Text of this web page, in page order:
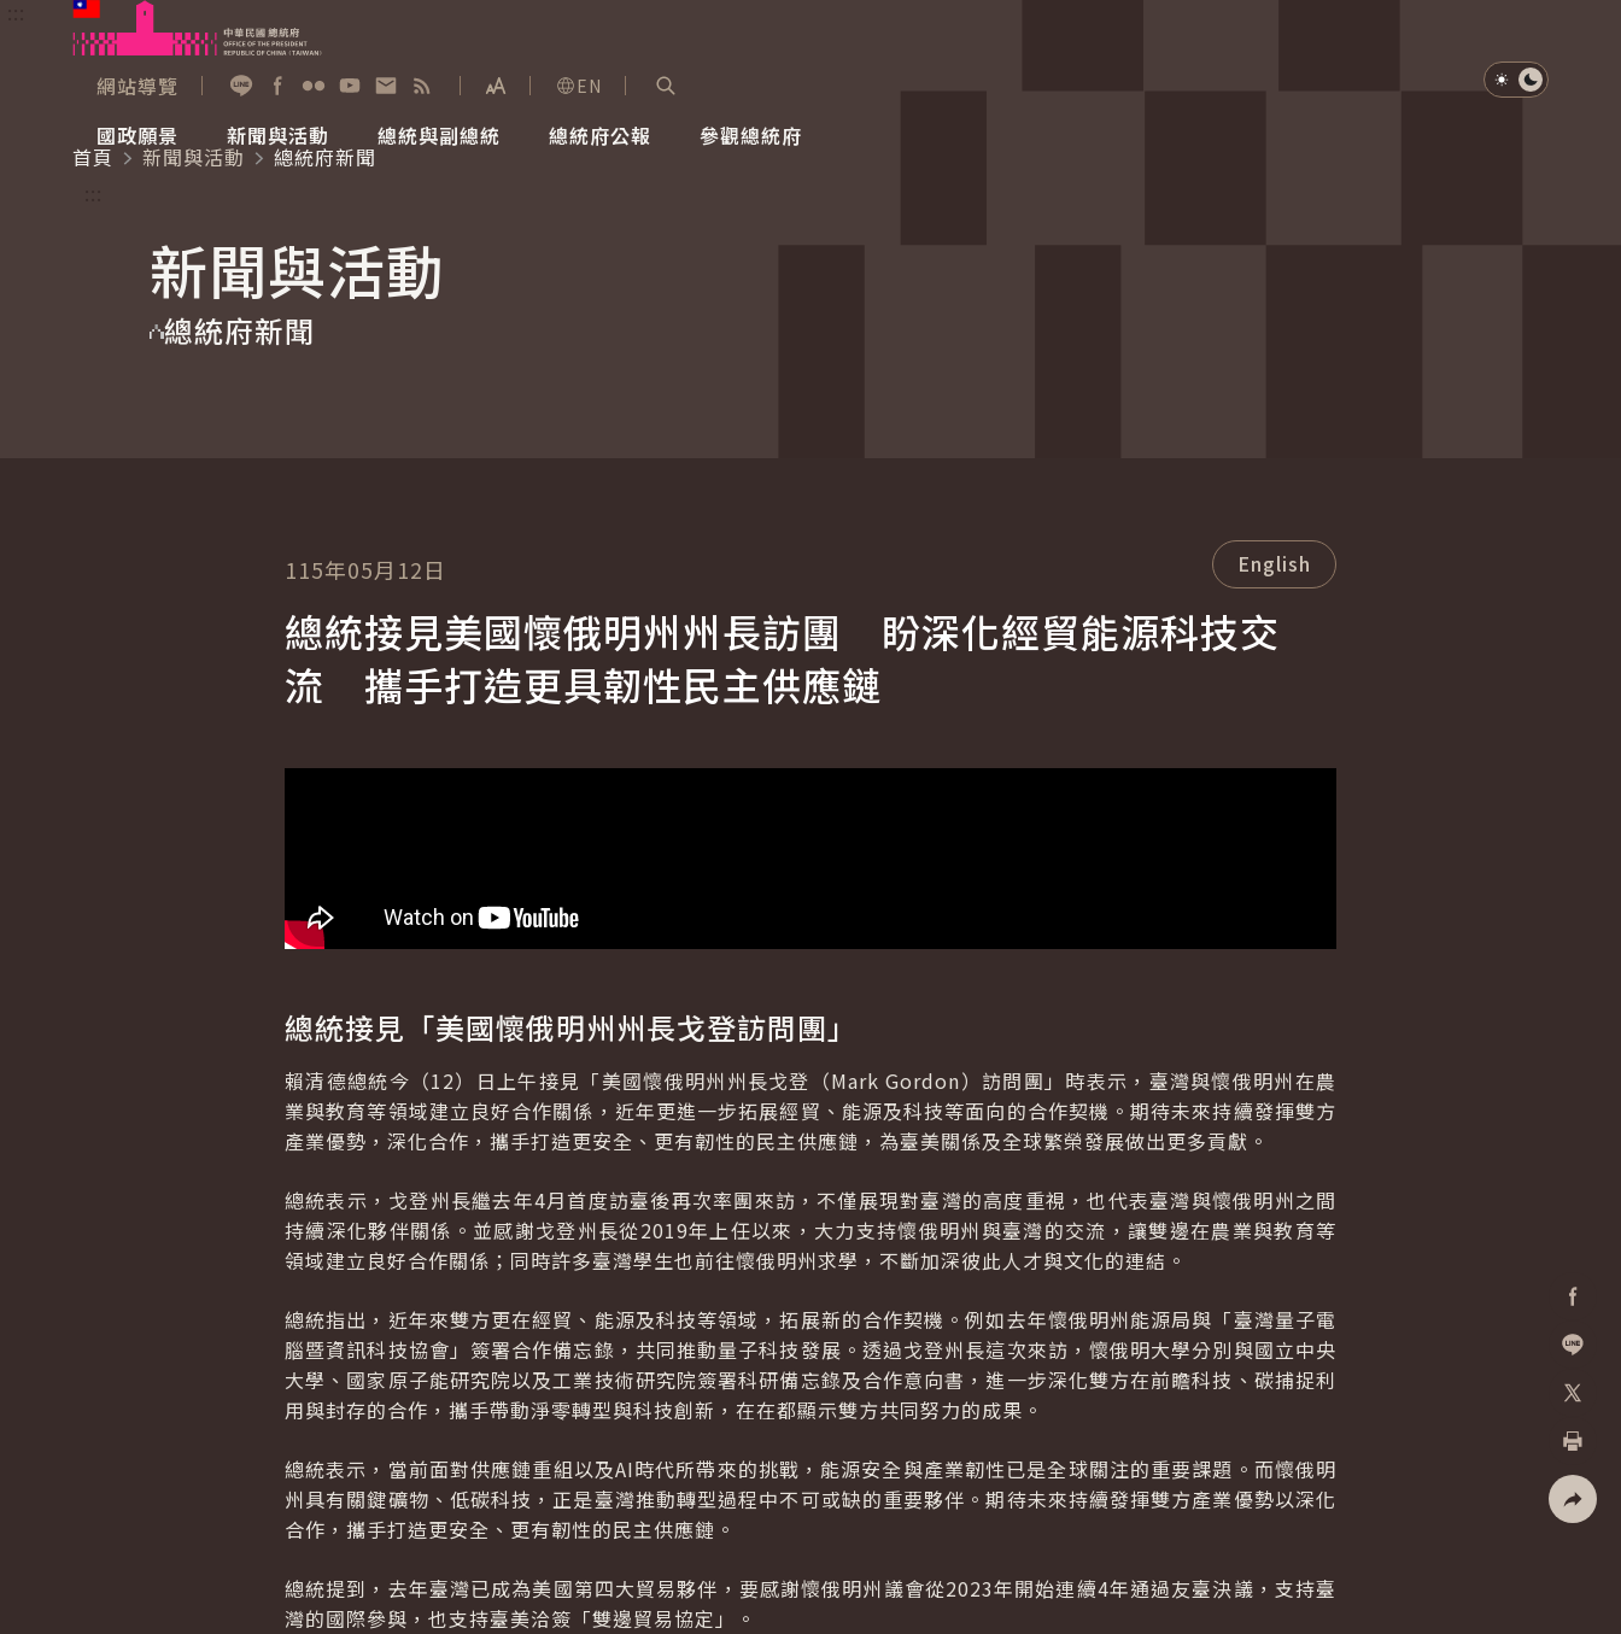
跳到主要內容
網站導覽
展開字級選單
EN
國政願景
國家氣候變遷對策委員會
重要談話
新聞與活動
總統府新聞
影音頻道
總統與副總統
賴清德總統
總統府公報 參觀總統府
參觀資訊
淺色模式
深色模式
首頁
新聞與活動
總統府新聞
新聞與活動
總統府新聞
加入好
列印
115年05月12日 English
總統接見美國懷俄明州州長訪團 盼深化經貿能源科技交
流 攜手打造更具韌性民主供應鏈
總統接見「美國懷俄明州州長戈登訪問團」
賴清德總統今（12）日上午接見「美國懷俄明州州長戈登（Mark Gordon）訪問團」時表示，臺灣與懷俄明州在農
業與教育等領域建立良好合作關係，近年更進一步拓展經貿、能源及科技等面向的合作契機。期待未來持續發揮雙方
產業優勢，深化合作，攜手打造更安全、更有韌性的民主供應鏈，為臺美關係及全球繁榮發展做出更多貢獻。
總統表示，戈登州長繼去年4月首度訪臺後再次率團來訪，不僅展現對臺灣的高度重視，也代表臺灣與懷俄明州之間
持續深化夥伴關係。並感謝戈登州長從2019年上任以來，大力支持懷俄明州與臺灣的交流，讓雙邊在農業與教育等
領域建立良好合作關係；同時許多臺灣學生也前往懷俄明州求學，不斷加深彼此人才與文化的連結。
總統指出，近年來雙方更在經貿、能源及科技等領域，拓展新的合作契機。例如去年懷俄明州能源局與「臺灣量子電
腦暨資訊科技協會」簽署合作備忘錄，共同推動量子科技發展。透過戈登州長這次來訪，懷俄明大學分別與國立中央
大學、國家原子能研究院以及工業技術研究院簽署科研備忘錄及合作意向書，進一步深化雙方在前瞻科技、碳捕捉利
用與封存的合作，攜手帶動淨零轉型與科技創新，在在都顯示雙方共同努力的成果。
總統表示，當前面對供應鏈重組以及AI時代所帶來的挑戰，能源安全與產業韌性已是全球關注的重要課題。而懷俄明
州具有關鍵礦物、低碳科技，正是臺灣推動轉型過程中不可或缺的重要夥伴。期待未來持續發揮雙方產業優勢以深化
合作，攜手打造更安全、更有韌性的民主供應鏈。
總統提到，去年臺灣已成為美國第四大貿易夥伴，要感謝懷俄明州議會從2023年開始連續4年通過友臺決議，支持臺
灣的國際參與，也支持臺美洽簽「雙邊貿易協定」。